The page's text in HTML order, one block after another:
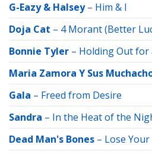
G-Eazy & Halsey– Him & I
Doja Cat – 4 Morant (Better
Bonnie Tyler – Holding Out for
Maria Zamora Y Sus
Gala – Freed from Desire
Sandra – In the Heat of the
Dead Man's Bones – Lose Your